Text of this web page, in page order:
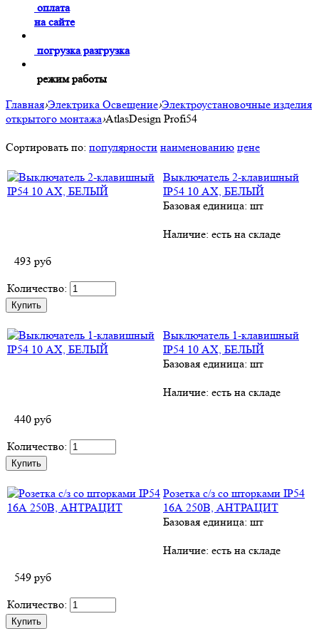
оплата
на сайте
погрузка разгрузка
режим работы
Главная›Электрика Освещение›Электроустановочные изделия
открытого монтажа›AtlasDesign Profi54
Сортировать по: популярности наименованию цене
Выключатель 2-клавишный
IP54 10 АХ, БЕЛЫЙ
Базовая единица: шт
Наличие: есть на складе
493 руб
Количество:
Выключатель 1-клавишный
IP54 10 АХ, БЕЛЫЙ
Базовая единица: шт
Наличие: есть на складе
440 руб
Количество:
Розетка с/з со шторками IP54
16А 250B, АНТРАЦИТ
Базовая единица: шт
Наличие: есть на складе
549 руб
Количество: